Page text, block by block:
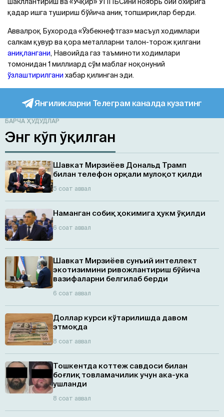
шакллантириш ва «Учқир» УППБСини ноябрь ойи охирига
қадар ишга тушириш бўйича аниқ топшириқлар берди.
Аввалроқ Бухорода «Ўзбекнефтгаз» масъул ходимлари
салкам қувур ва қора металларни талон-торож қилгани
аниқлангани, Навоийда газ таъминоти ходимлари
томонидан 1 миллиард сўм маблағ ноқонуний
ўзлаштирилгани хабар қилинган эди.
Янгиликларни Телеграм каналда кузатинг
БАРЧА ҲУДУДЛАР
Энг кўп ўқилган
Шавкат Мирзиёев Дональд Трамп
билан телефон орқали мулоқот қилди
5 соат аввал
Наманган собиқ ҳокимига ҳукм ўқилди
6 соат аввал
Шавкат Мирзиёев сунъий интеллект
экотизимини ривожлантириш бўйича
вазифаларни белгилаб берди
6 соат аввал
Доллар курси кўтарилишда давом
этмоқда
8 соат аввал
Тошкентда коттеж савдоси билан
боғлиқ товламачилик учун ака-ука
ушланди
8 соат аввал